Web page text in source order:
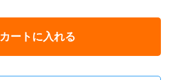
カートに入れる